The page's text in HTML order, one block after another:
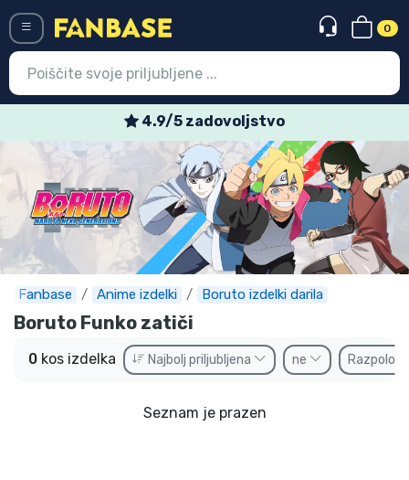
0
4.9/5 zadovoljstvo
Fanbase Anime izdelki Boruto izdelki darila
Boruto Funko zatiči
0 kos izdelka Najbolj priljubljena ne
Seznam je prazen
Registracija
Najnovejsi izdelki
Prodajni izdelki
Ekspresna dostava
Prednaročila
Outlet izdelki
Dostava in plačilo